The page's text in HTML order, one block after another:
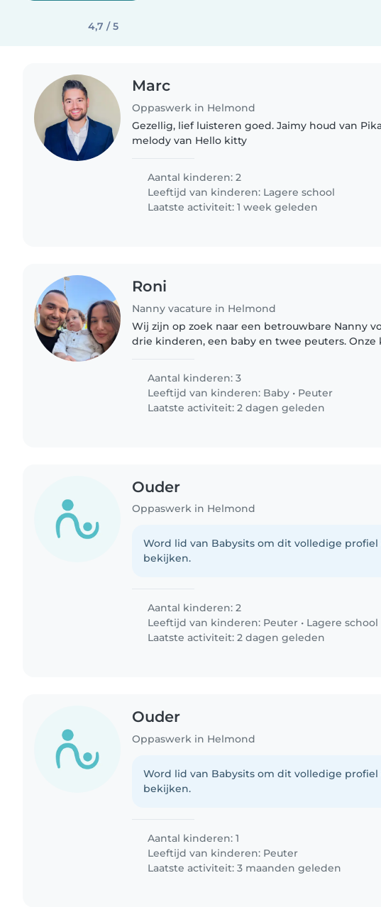
4,7 / 5
Marc
Oppaswerk in Helmond
Gezellig, lief luisteren goed. Jaimy houd van
melody van Hello kitty
Aantal kinderen: 2
Leeftijd van kinderen: Lagere school
Laatste activiteit: 1 week geleden
Roni
Nanny vacature in Helmond
Wij zijn op zoek naar een betrouwbare Nanny
drie kinderen, een baby en twee peuters. Onze
Aantal kinderen: 3
Leeftijd van kinderen: Baby • Peuter
Laatste activiteit: 2 dagen geleden
Ouder
Oppaswerk in Helmond
Word lid van Babysits om dit volledige profiel
bekijken.
Aantal kinderen: 2
Leeftijd van kinderen: Peuter • Lagere school
Laatste activiteit: 2 dagen geleden
Ouder
Oppaswerk in Helmond
Word lid van Babysits om dit volledige profiel
bekijken.
Aantal kinderen: 1
Leeftijd van kinderen: Peuter
Laatste activiteit: 3 maanden geleden